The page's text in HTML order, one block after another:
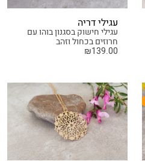
עגילי דריה
עגילי חישוק בסגנון בוהו עם
חרוזים בכחול וזהב
₪139.00